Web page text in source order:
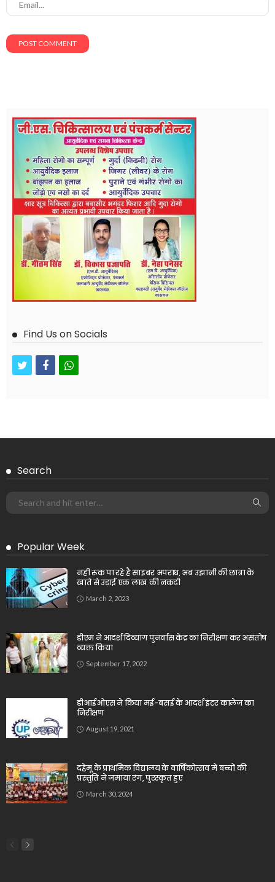
Find Us on Socials
twitterfacebookwhatsapp
Search
Popular Week
नही रूक पा रहे है साइबर अपराध, अब उझानी की छात्रा के
खाते से उड़ाई एक लाख की नकदी
March 2, 2023
डीएम ने आदर्श दिव्यांग पुनर्वास केंद्र का निरीक्षण कर असंतोष
व्यक्त किया
September 17, 2022
डीआईओएस ने किया मई-बसई के आदर्श इंटर कालेज का
निरीक्षण
August 19, 2021
दहेमू के प्राथमिक विद्यालय के वार्षिकोत्सव में बच्चों की
प्रस्तुति ने जमाया रंग, पुरस्कृत हुए
March 30, 2024